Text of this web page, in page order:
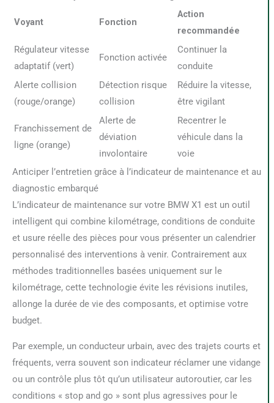
Voyant Fonction
Action
recommandée
Régulateur vitesse
adaptatif (vert)
Fonction activée
Continuer la
conduite
Alerte collision
(rouge/orange)
Détection risque
collision
Réduire la vitesse,
être vigilant
Franchissement de
ligne (orange)
Alerte de
déviation
involontaire
Recentrer le
véhicule dans la
voie
Anticiper l’entretien grâce à l’indicateur de maintenance et au
diagnostic embarqué
L’indicateur de maintenance sur votre BMW X1 est un outil
intelligent qui combine kilométrage, conditions de conduite
et usure réelle des pièces pour vous présenter un calendrier
personnalisé des interventions à venir. Contrairement aux
méthodes traditionnelles basées uniquement sur le
kilométrage, cette technologie évite les révisions inutiles,
allonge la durée de vie des composants, et optimise votre
budget.
Par exemple, un conducteur urbain, avec des trajets courts et
fréquents, verra souvent son indicateur réclamer une vidange
ou un contrôle plus tôt qu’un utilisateur autoroutier, car les
conditions « stop and go » sont plus agressives pour le